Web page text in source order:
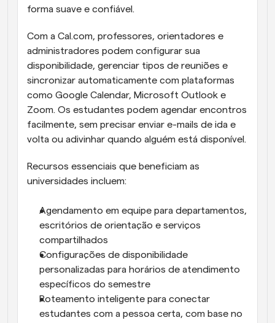
forma suave e confiável.
Com a Cal.com, professores, orientadores e
administradores podem configurar sua
disponibilidade, gerenciar tipos de reuniões e
sincronizar automaticamente com plataformas
como Google Calendar, Microsoft Outlook e
Zoom. Os estudantes podem agendar encontros
facilmente, sem precisar enviar e-mails de ida e
volta ou adivinhar quando alguém está disponível.
Recursos essenciais que beneficiam as
universidades incluem:
Agendamento em equipe para departamentos,
escritórios de orientação e serviços
compartilhados
Configurações de disponibilidade
personalizadas para horários de atendimento
específicos do semestre
Roteamento inteligente para conectar
estudantes com a pessoa certa, com base no